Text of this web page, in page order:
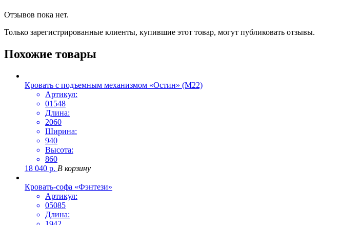
Отзывов пока нет.
Только зарегистрированные клиенты, купившие этот товар, могут публиковать отзывы.
Похожие товары
Кровать с подъемным механизмом «Остин» (М22)
Артикул:
01548
Длина:
2060
Ширина:
940
Высота:
860
18 040 р. В корзину
Кровать-софа «Фэнтези»
Артикул:
05085
Длина: